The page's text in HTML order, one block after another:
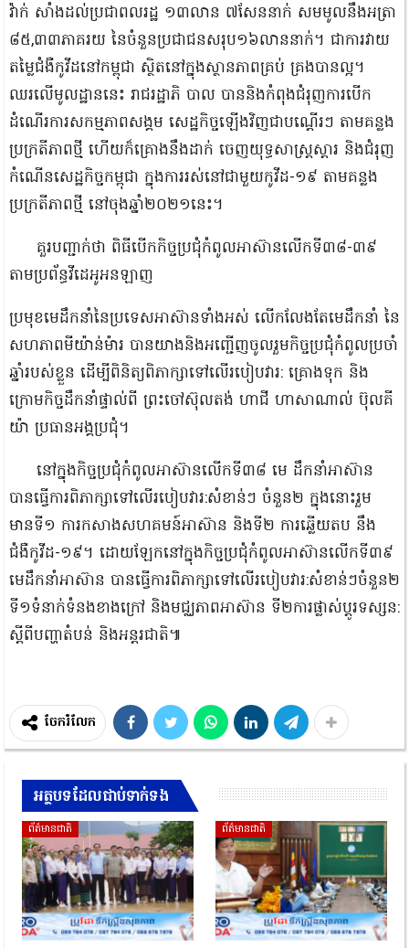
វ៉ាក់ សាំងដល់ប្រជាពលរដ្ឋ ១៣លាន ៧​សែន​នាក់ សមមូលនឹងអត្រា
៨៥,៣៣ភាគរយ នៃចំនួនប្រជាជនសរុប១៦លាននាក់។ ជាការវាយ
តម្លៃជំងឺកូវីដនៅកម្ពុជា ស្ថិតនៅក្នុងស្ថានភាពគ្រប់ គ្រងបានល្អ។
ឈរលើមូលដ្ឋាននេះ រាជរដ្ឋាភិ បាល បាននិងកំពុងជំរុញការបើក
ដំណើរការសកម្មភាពសង្គម សេដ្ឋកិច្ចឡើងវិញជាបណ្តើរៗ តាមគន្លង​
ប្រក្រតីភាពថ្មី ហើយក៏គ្រោងនឹងដាក់ ចេញយុទ្ធសាស្រ្តស្តារ និងជំរុញ
កំណើនសេដ្ឋកិច្ចកម្ពុជា ក្នុង​ការរស់នៅជាមួយកូវីដ-១៩ តាមគន្លង
ប្រក្រតីភាពថ្មី នៅចុងឆ្នាំ២០២១នេះ។
គួរបញ្ជាក់ថា ពិធីបើកកិច្ចប្រជុំកំពូលអាស៊ានលើកទី៣៨-៣៩
តាមប្រព័ន្ធវីដេអូអនឡាញ
ប្រមុខមេដឹកនាំនៃប្រទេសអាស៊ានទាំងអស់ លើកលែងតែមេដឹកនាំ នៃ​
សហ​ភាព​មីយ៉ាន់ម៉ារ បានយាងនិងអញ្ជើញចូលរួមកិច្ចប្រជុំកំពូលប្រចាំ
ឆ្នាំរបស់ខ្លួន ដើម្បីពិនិត្យពិភាក្សា​ទៅលើរបៀបវារ: គ្រោងទុក និង
ក្រោមកិច្ចដឹកនាំផ្ទាល់ពី ព្រះចៅស៊ុលតង់ ហាជី ហាសាណាល់ ប៊ុលគី​
យ៉ា ប្រធានអង្គប្រជុំ។​
នៅក្នុងកិច្ចប្រជុំកំពូលអាស៊ានលើកទី៣៨ មេ ដឹកនាំអាស៊ាន
បានធ្វើ​ការ​ពិភាក្សាទៅលើរបៀបវារ:សំខាន់ៗ ចំនួន២ ក្នុងនោះរួម
មានទី១ ការកសាងសហគមន៍អាស៊ាន និង​ទី២ ការឆ្លើយតប នឹង
ជំងឺកូវីដ-១៩។ ដោយឡែកនៅក្នុងកិច្ចប្រជុំកំពូលអាស៊ានលើកទី៣៩
មេដឹកនាំ​អាស៊ាន បានធ្វើការពិភាក្សាទៅលើរបៀបវារ:សំខាន់ៗចំនួន២
ទី១ទំនាក់ទំនងខាងក្រៅ និងមជ្ឈ​ភាពអាស៊ាន ទី២ការផ្លាស់ប្តូរទស្សន:
ស្តីពីបញ្ហាតំបន់ និងអន្តរជាតិ៕
ចែករំលែក
អត្ថបទដែលជាប់ទាក់ទង
ព័ត៌មានជាតិ ព័ត៌មានជាតិ